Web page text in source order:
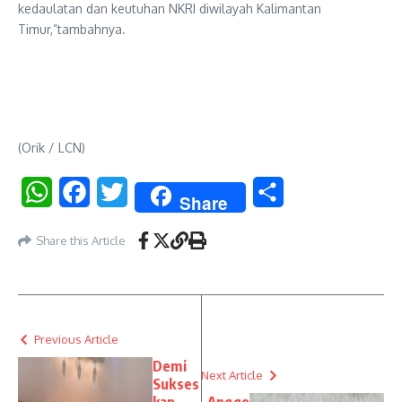
kedaulatan dan keutuhan NKRI diwilayah Kalimantan
Timur,”tambahnya.
(Orik / LCN)
WhatsAppFacebookTwitter Share
Share this Article
Previous Article
Demi
Sukses Next Article